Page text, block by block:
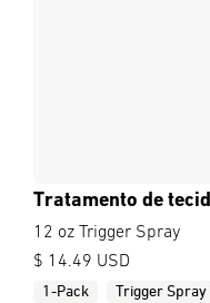
Tratamento de
12 oz Trigger Spray
$ 14.49 USD
1-Pack Trigger Spray